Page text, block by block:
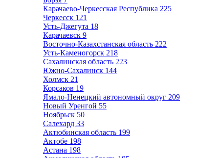
Карачаево-Черкесская Республика 225
Черкесск 121
Усть-Джегута 18
Карачаевск 9
Восточно-Казахстанская область 222
Усть-Каменогорск 218
Сахалинская область 223
Южно-Сахалинск 144
Холмск 21
Корсаков 19
Ямало-Ненецкий автономный округ 209
Новый Уренгой 55
Ноябрьск 50
Салехард 33
Актюбинская область 199
Актобе 198
Астана 198